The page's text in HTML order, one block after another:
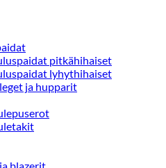
pitkähihaiset
lyhythihaiset
ja hupparit